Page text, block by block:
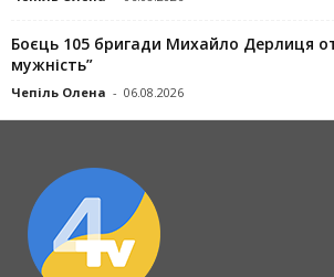
Боєць 105 бригади Михайло Дерлиця
мужність”
Чепіль Олена - 06.08.2026